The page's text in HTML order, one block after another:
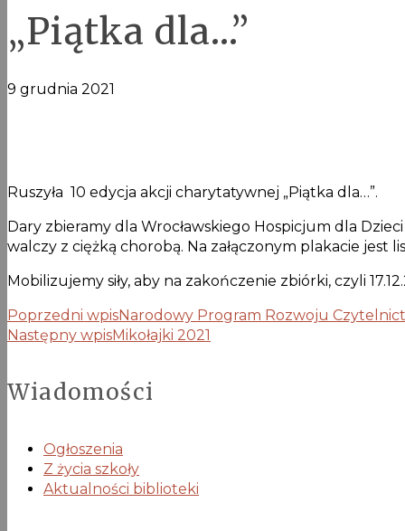
„Piątka dla…”
9 grudnia 2021
Ruszyła 10 edycja akcji charytatywnej „Piątka dla…”.
Dary zbieramy dla Wrocławskiego Hospicjum dla
walczy z ciężką chorobą. Na załączonym plakacie
Mobilizujemy siły, aby na zakończenie zbiórki, czyli
Poprzedni wpisNarodowy Program Rozwoju
Następny wpisMikołajki 2021
Wiadomości
Ogłoszenia
Z życia szkoły
Aktualności biblioteki